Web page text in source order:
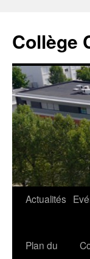
Collège
Actualités
Plan du